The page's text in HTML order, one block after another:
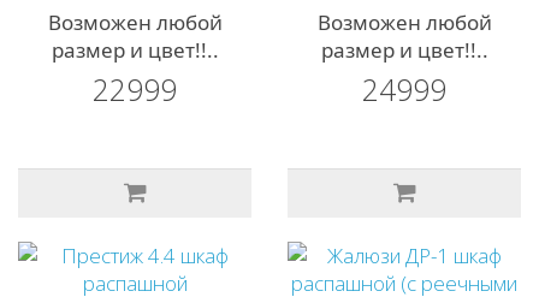
Возможен любой
размер и цвет!!..
22999
Возможен любой
размер и цвет!!..
24999